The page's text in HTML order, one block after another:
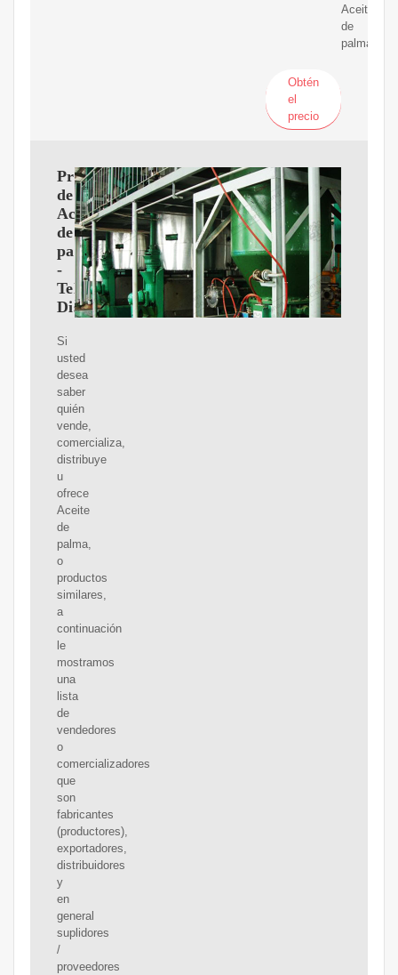
Aceite
de
palma.
Obtén
el
precio
Proveedores
de
Aceite
de
palma,
-
Teléfonos,
Distribuidores
Si
usted
desea
saber
quién
vende,
comercializa,
distribuye
u
ofrece
Aceite
de
palma,
o
productos
similares,
a
continuación
le
mostramos
una
lista
de
vendedores
o
comercializadores
que
son
fabricantes
(productores),
exportadores,
distribuidores
y
en
general
suplidores
/
proveedores